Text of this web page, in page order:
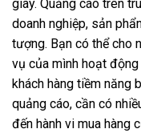
giây. Quảng cáo trên
doanh nghiệp, sản
tượng. Bạn có thể cho
vụ của mình hoạt
khách hàng tiềm năng
quảng cáo, cần có
đến hành vi mua hàng